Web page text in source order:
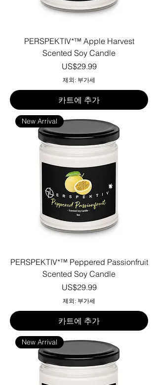
PERSPEKTIV*™️ Apple Harvest
Scented Soy Candle
가격
US$29.99
제외: 부가세
카트에 추가
New Arrival
PERSPEKTIV*™️ Peppered Passionfruit
Scented Soy Candle
가격
US$29.99
제외: 부가세
카트에 추가
New Arrival